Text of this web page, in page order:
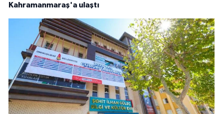
Kahramanmaraş'a ulaştı